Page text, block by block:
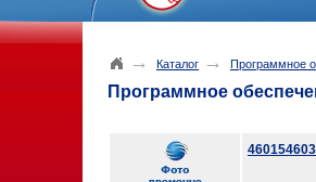
→ Каталог → Программное
Программное